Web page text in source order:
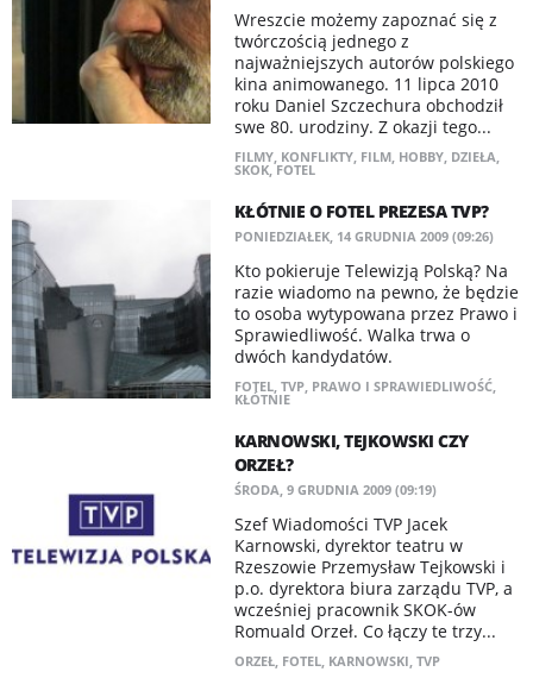
Wreszcie możemy zapoznać się z
twórczością jednego z
najważniejszych autorów polskiego
kina animowanego. 11 lipca 2010
roku Daniel Szczechura obchodził
swe 80. urodziny. Z okazji tego...
FILMY, KONFLIKTY, FILM, HOBBY, DZIEŁA,
SKOK,FOTEL
KŁÓTNIE O FOTEL PREZESA TVP?
PONIEDZIAŁEK, 14 GRUDNIA 2009 (09:26)
Kto pokieruje Telewizją Polską? Na
razie wiadomo na pewno, że będzie
to osoba wytypowana przez Prawo i
Sprawiedliwość. Walka trwa o
dwóch kandydatów.
FOTEL, TVP, PRAWO I SPRAWIEDLIWOŚĆ,
KŁÓTNIE
KARNOWSKI, TEJKOWSKI CZY
ORZEŁ?
ŚRODA, 9 GRUDNIA 2009 (09:19)
Szef Wiadomości TVP Jacek
Karnowski, dyrektor teatru w
Rzeszowie Przemysław Tejkowski i
p.o. dyrektora biura zarządu TVP, a
wcześniej pracownik SKOK-ów
Romuald Orzeł. Co łączy te trzy...
ORZEŁ, FOTEL, KARNOWSKI, TVP